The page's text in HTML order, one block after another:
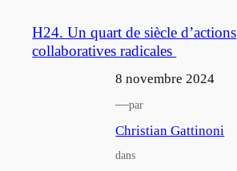
H24. Un quart de siècle d’actions
collaboratives radicales
8 novembre 2024
—par
Christian Gattinoni
dans